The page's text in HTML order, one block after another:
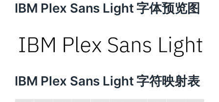
IBM Plex Sans Light 字体预览图
IBM Plex Sans Light 字符映射表